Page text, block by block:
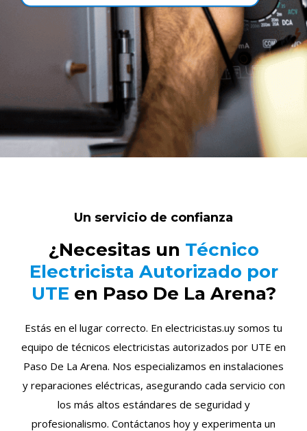
Un servicio de confianza
¿Necesitas un Técnico
Electricista Autorizado por
UTE en Paso De La Arena?
Estás en el lugar correcto. En electricistas.uy somos tu
equipo de técnicos electricistas autorizados por UTE en
Paso De La Arena. Nos especializamos en instalaciones
y reparaciones eléctricas, asegurando cada servicio con
los más altos estándares de seguridad y
profesionalismo. Contáctanos hoy y experimenta un